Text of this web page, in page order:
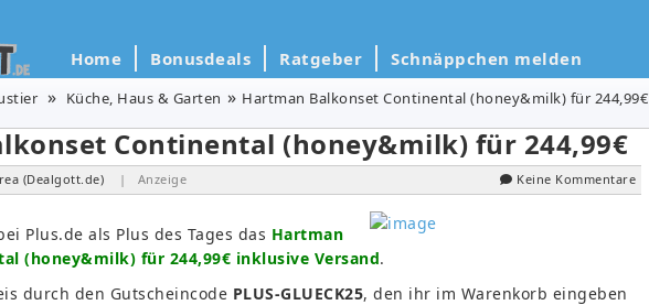
Home Bonusdeals Ratgeber Schnäppchen melden
Küche, Haus & Garten Hartman Balkonset Continental (honey&milk) für 244,99€
Continental (honey&milk) für 244,99€
(Dealgott.de) | Anzeige Keine Kommentare
Plus.de als Plus des Tages das Hartman
(honey&milk) für 244,99€ inklusive Versand.
durch den Gutscheincode PLUS-GLUECK25, den ihr im Warenkorb eingeben